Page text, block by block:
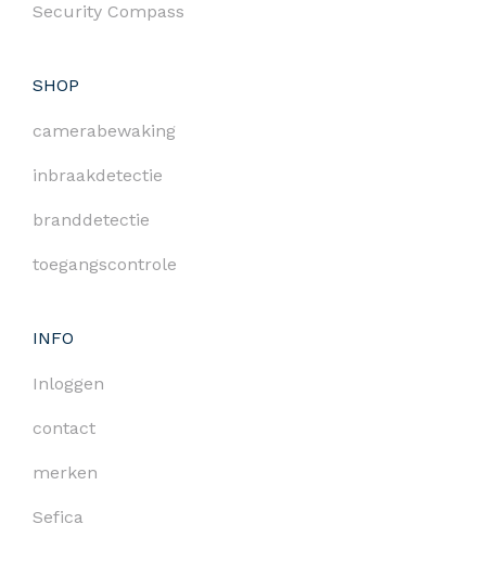
Security Compass
SHOP
camerabewaking
inbraakdetectie
branddetectie
toegangscontrole
INFO
Inloggen
contact
merken
Sefica